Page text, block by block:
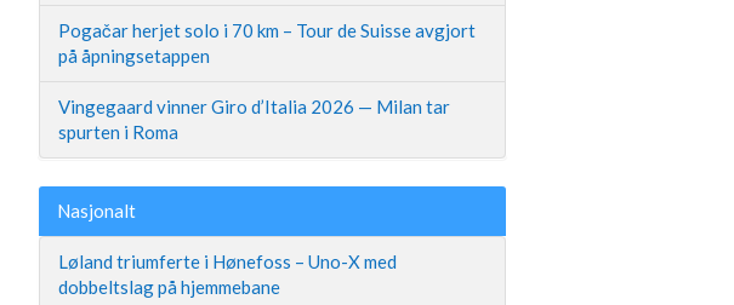
Pogačar herjet solo i 70 km – Tour de Suisse avgjort
på åpningsetappen
Vingegaard vinner Giro d’Italia 2026 — Milan tar
spurten i Roma
Nasjonalt
Løland triumferte i Hønefoss – Uno-X med
dobbeltslag på hjemmebane